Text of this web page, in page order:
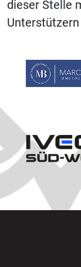
dieser Stelle